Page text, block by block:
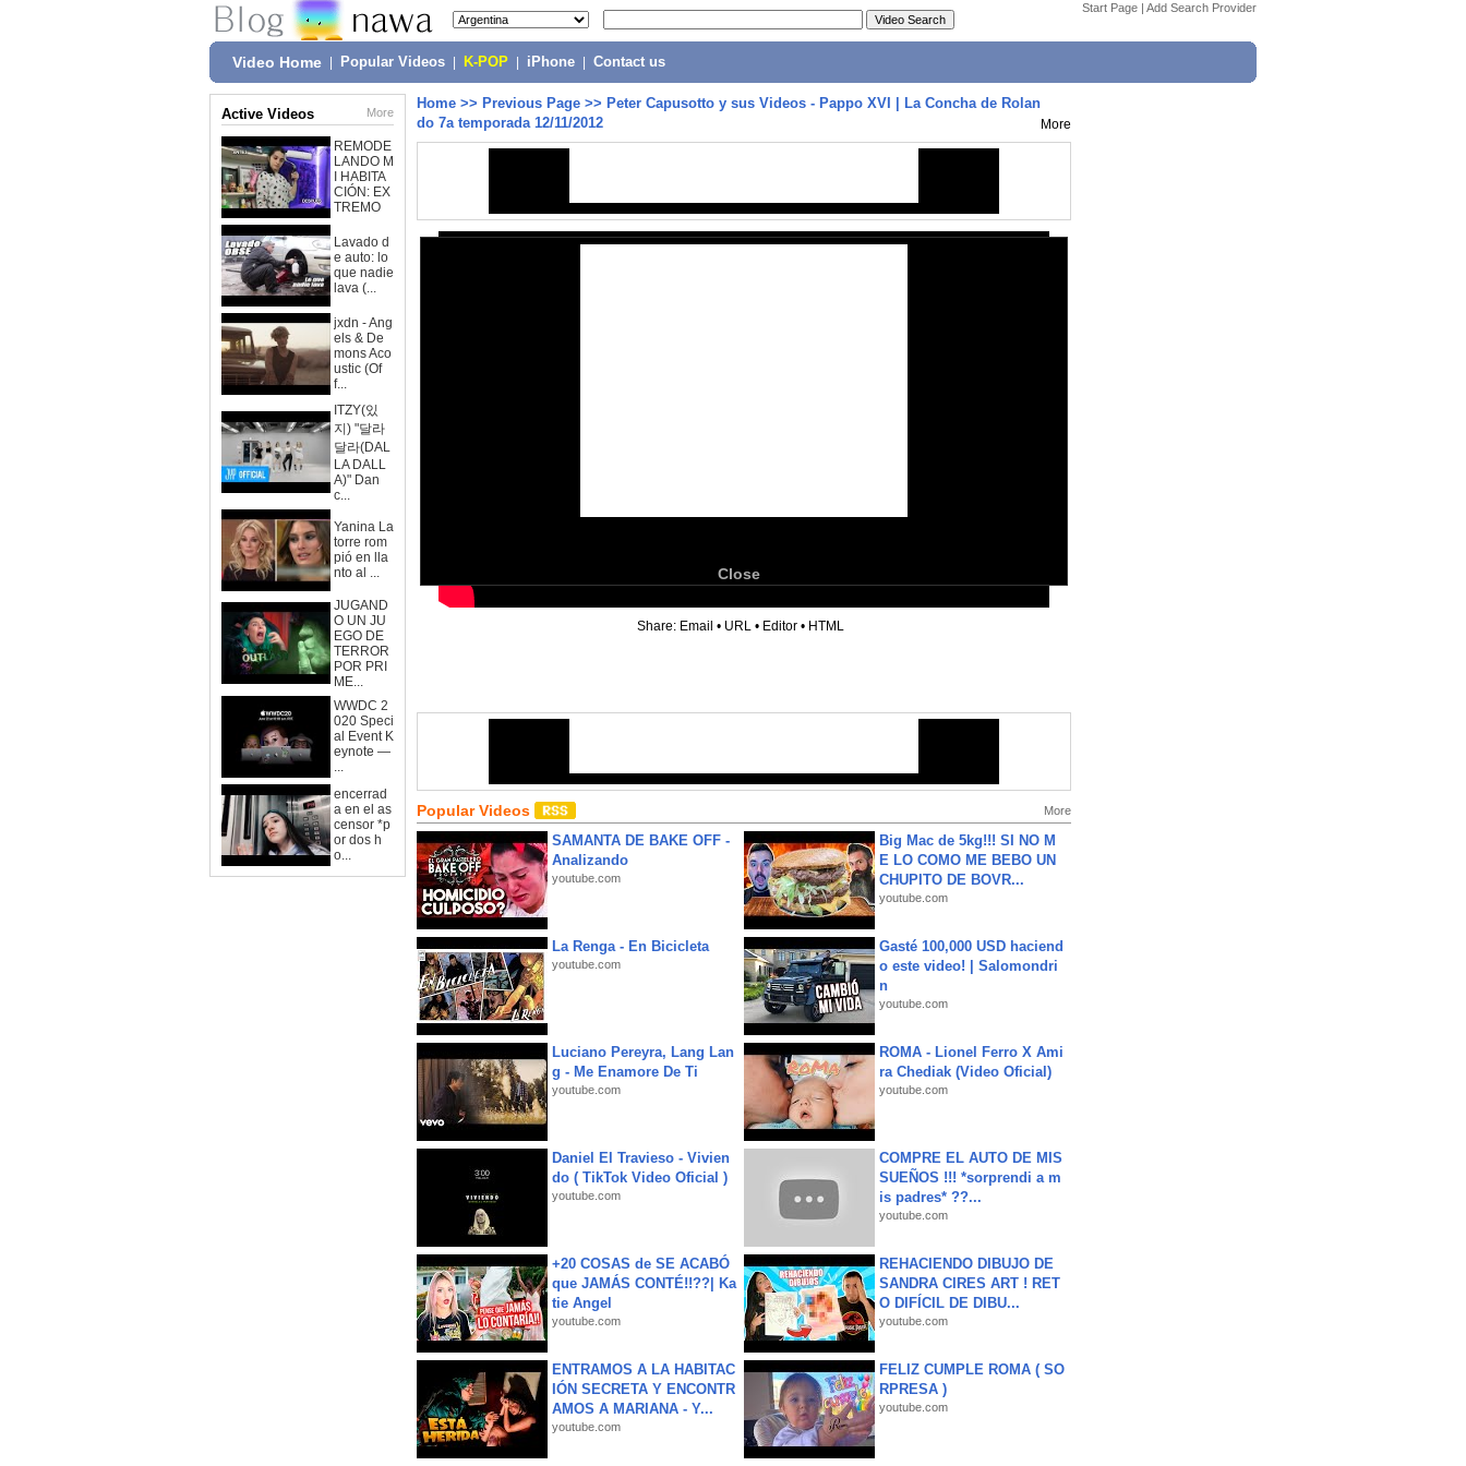
Start Page | Add Search Provider
Video Home Popular Videos K-POP iPhone Contact us
Active Videos More
REMODE
LANDO M
I HABITA
CIÓN: EX
TREMO
Lavado d
e auto: lo
que nadie
lava (...
jxdn - Ang
els & De
mons Aco
ustic (Of
f...
ITZY(있
지) "달라
달라(DAL
LA DALL
A)" Dan
c...
Yanina La
torre rom
pió en lla
nto al ...
JUGAND
O UN JU
EGO DE
TERROR
POR PRI
ME...
WWDC 2
020 Speci
al Event K
eynote —
...
encerrad
a en el as
censor *p
or dos h
o...
Home >> Previous Page >> Peter Capusotto y sus Videos - Pappo XVI | La Concha de Rolan
do 7a temporada 12/11/2012
More
Close
Share: Email • URL • Editor • HTML
Popular Videos More
SAMANTA DE BAKE OFF -
Analizando
youtube.com
Big Mac de 5kg!!! SI NO M
E LO COMO ME BEBO UN
CHUPITO DE BOVR...
youtube.com
La Renga - En Bicicleta
youtube.com
Gasté 100,000 USD haciend
o este video! | Salomondri
n
youtube.com
Luciano Pereyra, Lang Lan
g - Me Enamore De Ti
youtube.com
ROMA - Lionel Ferro X Ami
ra Chediak (Video Oficial)
youtube.com
Daniel El Travieso - Vivien
do ( TikTok Video Oficial )
youtube.com
COMPRE EL AUTO DE MIS
SUEÑOS !!! *sorprendi a m
is padres* ??...
youtube.com
+20 COSAS de SE ACABÓ
que JAMÁS CONTÉ!!??| Ka
tie Angel
youtube.com
REHACIENDO DIBUJO DE
SANDRA CIRES ART ! RET
O DIFÍCIL DE DIBU...
youtube.com
ENTRAMOS A LA HABITAC
IÓN SECRETA Y ENCONTR
AMOS A MARIANA - Y...
youtube.com
FELIZ CUMPLE ROMA ( SO
RPRESA )
youtube.com